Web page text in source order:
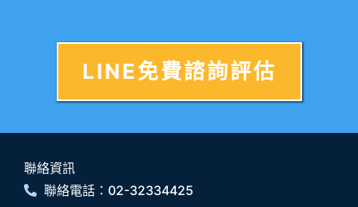
LINE免費諮詢評估
聯絡資訊
聯絡電話：02-32334425